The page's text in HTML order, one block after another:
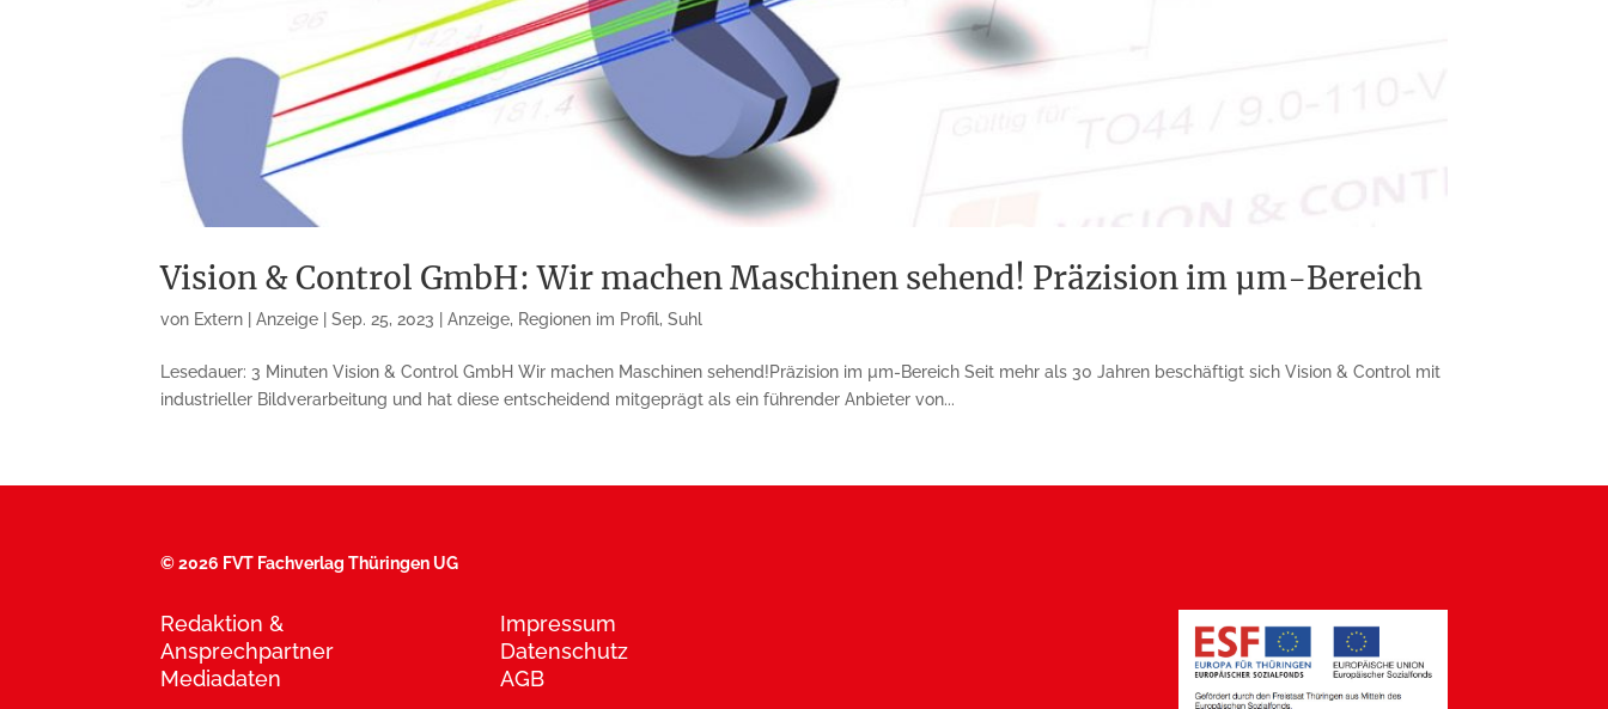
Vision & Control GmbH: Wir machen Maschinen sehend! Präzision im µm-Bereich
von Extern | Anzeige |Sep. 25, 2023 |Anzeige, Regionen im Profil,Suhl
Lesedauer: 3 Minuten Vision & Control GmbH Wir machen Maschinen sehend!Präzision im µm-Bereich Seit mehr als 30 Jahren beschäftigt sich Vision & Control mit
industrieller Bildverarbeitung und hat diese entscheidend mitgeprägt als ein führender Anbieter von...
©2026 FVT Fachverlag Thüringen UG
Redaktion &
Ansprechpartner
Mediadaten
Impressum
Datenschutz
AGB